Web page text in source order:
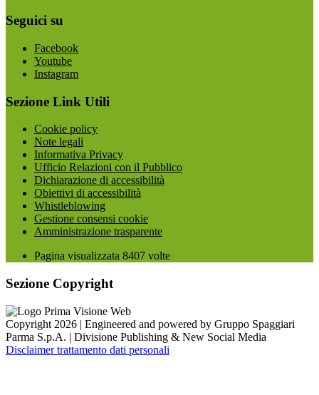
Seguici su
Facebook
Youtube
Instagram
Sezione Link Utili
Cookie policy
Note legali
Informativa Privacy
Ufficio Relazioni con il Pubblico
Dichiarazione di accessibilità
Obiettivi di accessibilità
Whistleblowing
Gestione consensi cookie
Amministrazione trasparente
Pagina visualizzata 8407 volte
Sezione Copyright
Copyright 2026 | Engineered and powered by Gruppo Spaggiari
Parma S.p.A. | Divisione Publishing & New Social Media
Disclaimer trattamento dati personali